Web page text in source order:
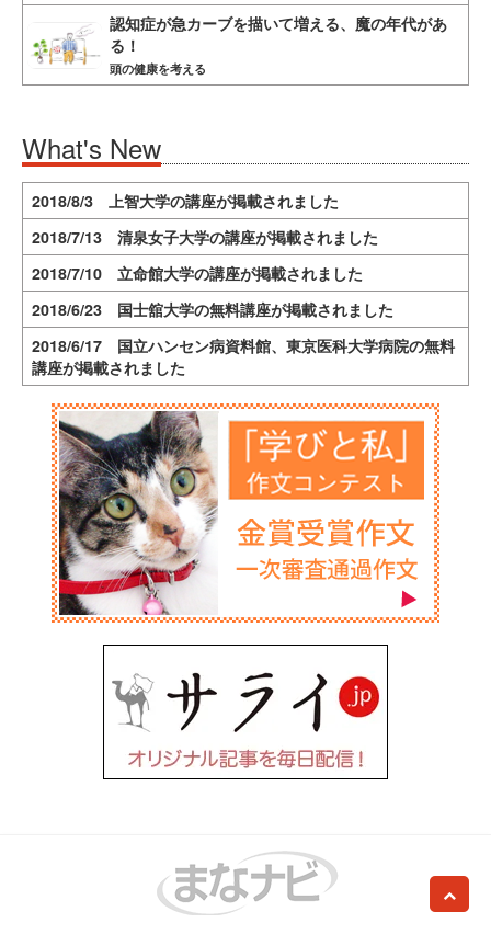
認知症が急カーブを描いて増える、魔の年代があ
る！
頭の健康を考える
What's New
2018/8/3 上智大学の講座が掲載されました
2018/7/13 清泉女子大学の講座が掲載されました
2018/7/10 立命館大学の講座が掲載されました
2018/6/23 国士舘大学の無料講座が掲載されました
2018/6/17 国立ハンセン病資料館、東京医科大学病院の無料
講座が掲載されました